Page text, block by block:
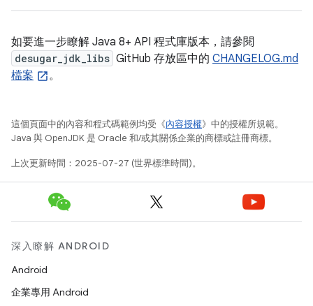
如要進一步瞭解 Java 8+ API 程式庫版本，請參閱
desugar_jdk_libs GitHub 存放區中的 CHANGELOG.md
檔案
。
這個頁面中的內容和程式碼範例均受《內容授權》中的授權所規範。
Java 與 OpenJDK 是 Oracle 和/或其關係企業的商標或註冊商標。
上次更新時間：2025-07-27 (世界標準時間)。
深入瞭解 ANDROID
Android
企業專用 Android